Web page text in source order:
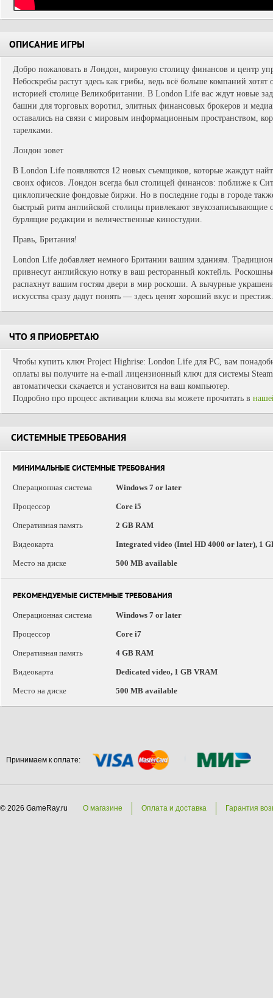
ОПИСАНИЕ ИГРЫ
Добро пожаловать в Лондон, мировую столицу финансов и центр
Небоскребы растут здесь как грибы, ведь всё больше компаний
историей столице Великобритании. В London Life вас ждут новые
башни для торговых воротил, элитных финансовых брокеров и
оставались на связи с мировым информационным пространством,
тарелками.
Лондон зовет
В London Life появляются 12 новых съемщиков, которые жаждут
своих офисов. Лондон всегда был столицей финансов: поближе к
циклопические фондовые биржи. Но в последние годы в городе
быстрый ритм английской столицы привлекают звукозаписывающие
бурлящие редакции и величественные киностудии.
Правь, Британия!
London Life добавляет немного Британии вашим зданиям.
привнесут английскую нотку в ваш ресторанный коктейль.
распахнут вашим гостям двери в мир роскоши. А вычурные
искусства сразу дадут понять — здесь ценят хороший вкус и престиж.
ЧТО Я ПРИОБРЕТАЮ
Чтобы купить ключ Project Highrise: London Life для PC, вам
оплаты вы получите на e-mail лицензионный ключ для системы
автоматически скачается и установится на ваш компьютер.
Подробно про процесс активации ключа вы можете прочитать в
СИСТЕМНЫЕ ТРЕБОВАНИЯ
МИНИМАЛЬНЫЕ СИСТЕМНЫЕ ТРЕБОВАНИЯ
Операционная система
Windows 7 or later
Процессор Core i5
Оперативная память 2 GB RAM
Видеокарта Integrated video (Intel HD 4000 or later), 1
Место на диске 500 MB available
РЕКОМЕНДУЕМЫЕ СИСТЕМНЫЕ ТРЕБОВАНИЯ
Операционная система
Windows 7 or later
Процессор Core i7
Оперативная память 4 GB RAM
Видеокарта Dedicated video, 1 GB VRAM
Место на диске 500 MB available
Принимаем к оплате:
© 2026 GameRay.ru О магазине Оплата и доставка Гарантия